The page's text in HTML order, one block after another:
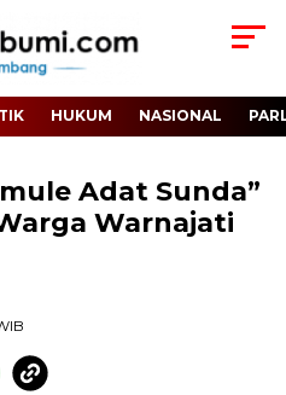
HUKUM NASIONAL
Adat Sunda”
Warnajati